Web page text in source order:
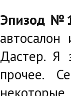
Эпизод
Дастер. Я
прочее.